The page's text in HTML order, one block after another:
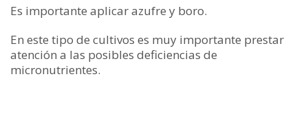
Es importante aplicar azufre y boro.
En este tipo de cultivos es muy importante prestar
atención a las posibles deficiencias de
micronutrientes.